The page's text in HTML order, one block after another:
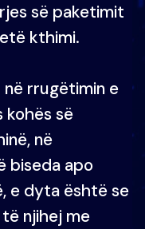
së paketimit
kthimi.
rrugëtimin e
kohës së
në
biseda apo
e dyta është se
njihej me